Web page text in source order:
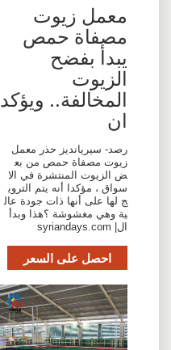
معمل زيوت
مصفاة حمص
يبدأ بفضح
الزيوت
المخالفة.. ويؤكد
ان
رصد- سيريانديز حذر معمل
زيوت مصفاة حمص من بع
ض الزيوت المنتشرة في الا
سواق ، مؤكدا أنه يتم التروي
ج لها على أنها ذات جودة عال
ية وهي مغشوشة ؟هذا وبدأ
ال| syriandays.com
احصل على السعر